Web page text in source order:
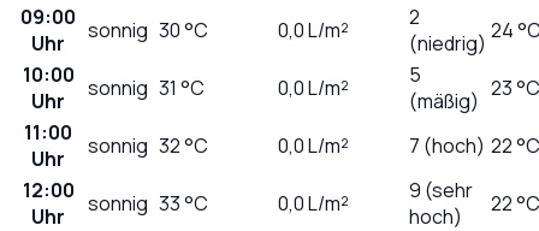
09:00
Uhr
sonnig 30°C 0,0L/m²
2
(niedrig) 24
10:00
Uhr
sonnig 31 °C 0,0L/m²
5
(mäßig) 23 °C
11:00
Uhr
sonnig 32°C 0,0L/m² 7 (hoch) 22 °C
12:00
Uhr
sonnig 33°C 0,0L/m²
9 (sehr
hoch)
22 °C